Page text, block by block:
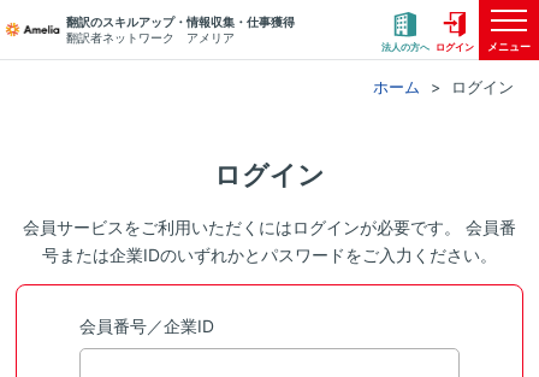
翻訳のスキルアップ・情報収集・仕事獲得
翻訳者ネットワーク アメリア
法人の方へ ログイン メニュー
ホーム ログイン
ログイン
会員サービスをご利用いただくにはログインが必要です。 会員番
号または企業IDのいずれかとパスワードをご入力ください。
会員番号／企業ID